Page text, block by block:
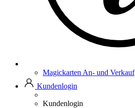
Magickarten An- und Verkauf
Kundenlogin
Kundenlogin